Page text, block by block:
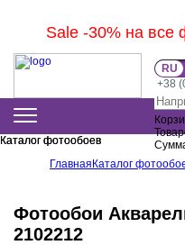
Sale -30% на все
RU
+38
Каталог фотообоев
Каталог фотообоев
Главная Каталог
Фотообои
2102212